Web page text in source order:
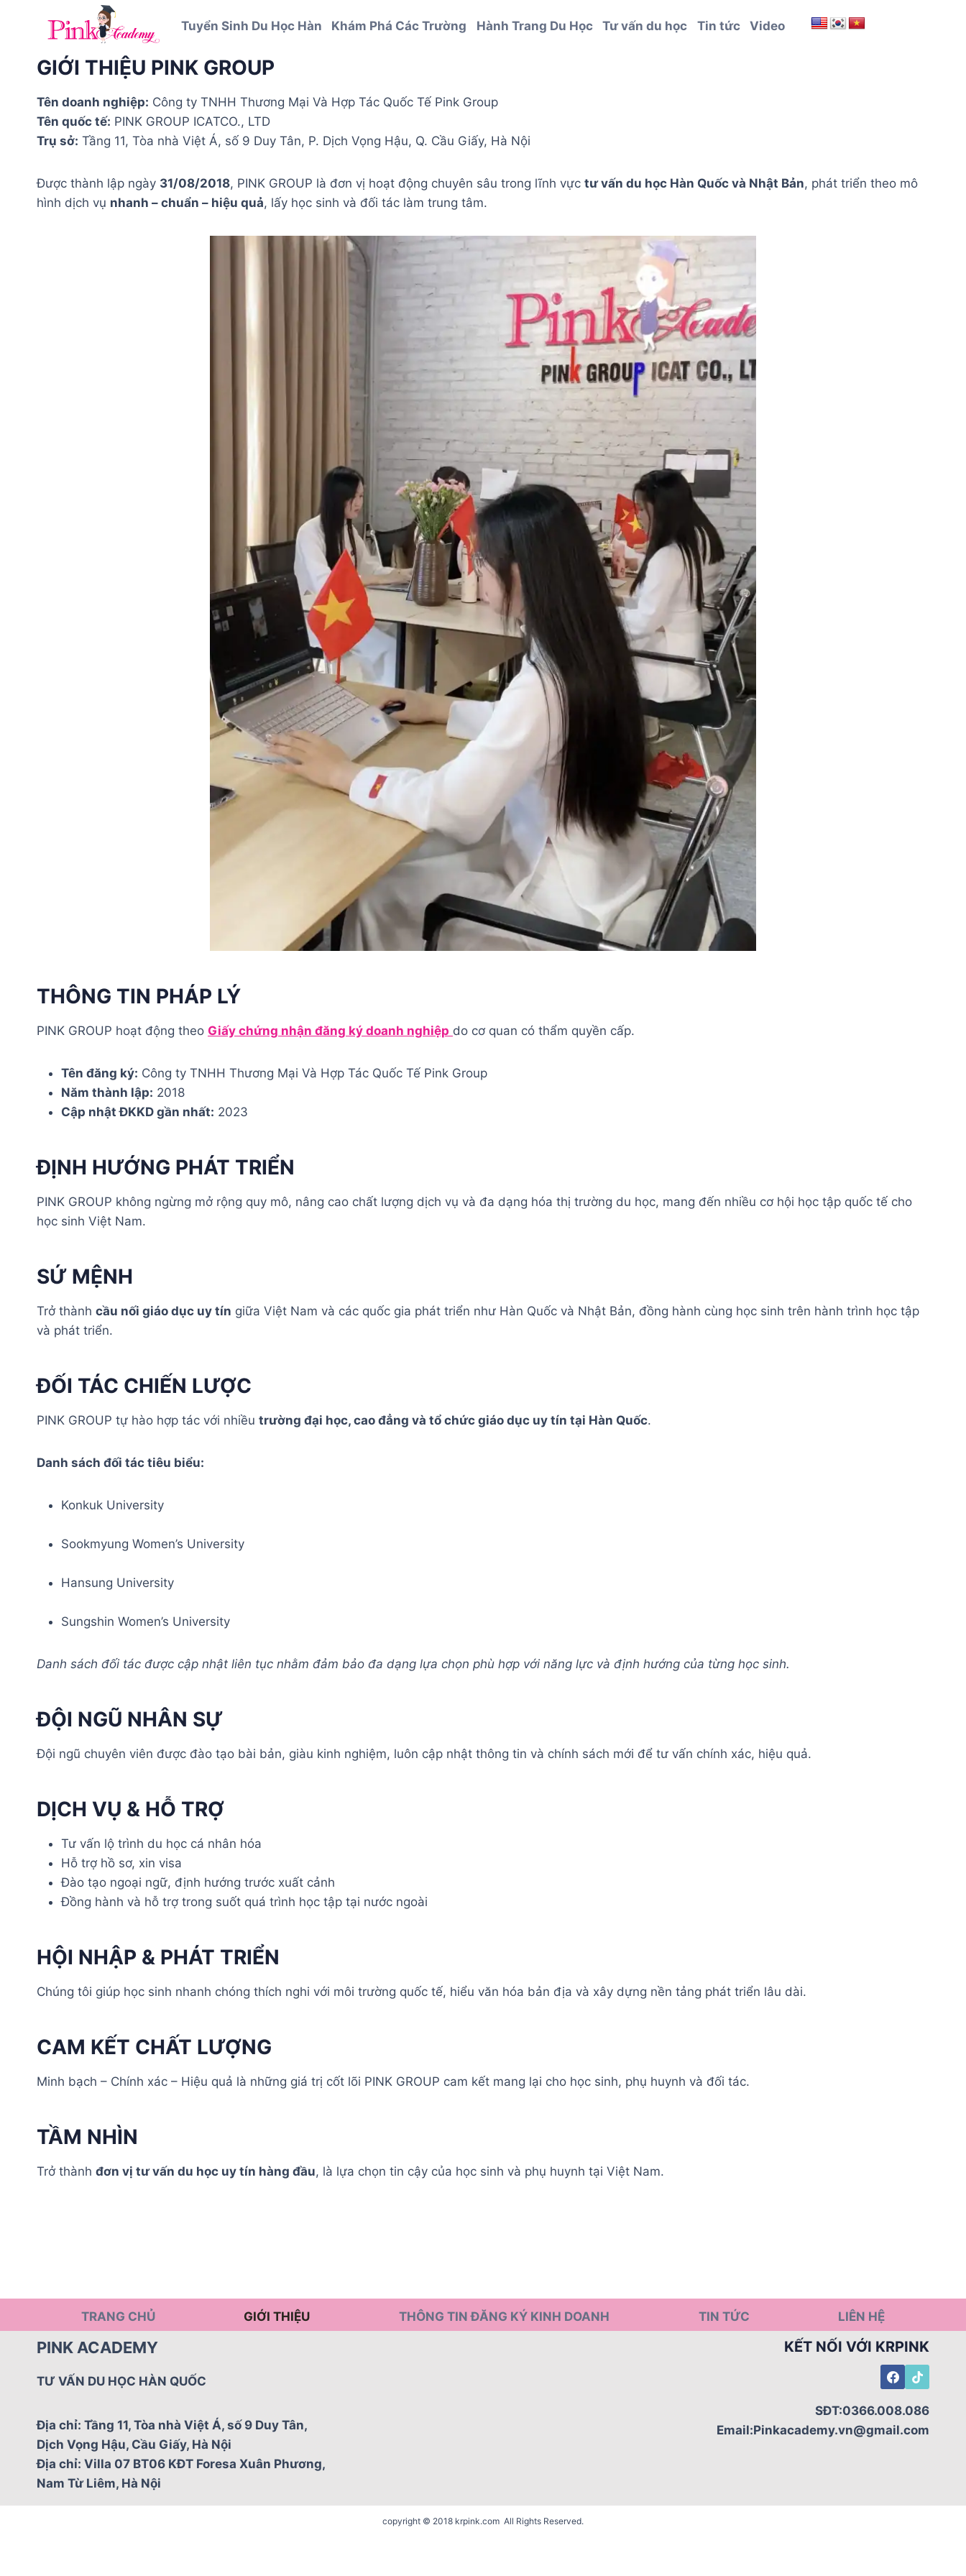
Tuyển Sinh Du Học Hàn Khám Phá Các Trường Hành Trang Du Học Tư vấn du học Tin tức Video
GIỚI THIỆU PINK GROUP
Tên doanh nghiệp: Công ty TNHH Thương Mại Và Hợp Tác Quốc Tế Pink Group
Tên quốc tế: PINK GROUP ICATCO., LTD
Trụ sở: Tầng 11, Tòa nhà Việt Á, số 9 Duy Tân, P. Dịch Vọng Hậu, Q. Cầu Giấy, Hà Nội
Được thành lập ngày 31/08/2018, PINK GROUP là đơn vị hoạt động chuyên sâu trong lĩnh vực tư vấn du học Hàn Quốc và Nhật Bản, phát triển theo mô
hình dịch vụ nhanh – chuẩn – hiệu quả, lấy học sinh và đối tác làm trung tâm.
THÔNG TIN PHÁP LÝ
PINK GROUP hoạt động theo Giấy chứng nhận đăng ký doanh nghiệp do cơ quan có thẩm quyền cấp.
Tên đăng ký: Công ty TNHH Thương Mại Và Hợp Tác Quốc Tế Pink Group
Năm thành lập: 2018
Cập nhật ĐKKD gần nhất: 2023
ĐỊNH HƯỚNG PHÁT TRIỂN
PINK GROUP không ngừng mở rộng quy mô, nâng cao chất lượng dịch vụ và đa dạng hóa thị trường du học, mang đến nhiều cơ hội học tập quốc tế cho
học sinh Việt Nam.
SỨ MỆNH
Trở thành cầu nối giáo dục uy tín giữa Việt Nam và các quốc gia phát triển như Hàn Quốc và Nhật Bản, đồng hành cùng học sinh trên hành trình học tập
và phát triển.
ĐỐI TÁC CHIẾN LƯỢC
PINK GROUP tự hào hợp tác với nhiều trường đại học, cao đẳng và tổ chức giáo dục uy tín tại Hàn Quốc.
Danh sách đối tác tiêu biểu:
Konkuk University
Sookmyung Women’s University
Hansung University
Sungshin Women’s University
Danh sách đối tác được cập nhật liên tục nhằm đảm bảo đa dạng lựa chọn phù hợp với năng lực và định hướng của từng học sinh.
ĐỘI NGŨ NHÂN SỰ
Đội ngũ chuyên viên được đào tạo bài bản, giàu kinh nghiệm, luôn cập nhật thông tin và chính sách mới để tư vấn chính xác, hiệu quả.
DỊCH VỤ & HỖ TRỢ
Tư vấn lộ trình du học cá nhân hóa
Hỗ trợ hồ sơ, xin visa
Đào tạo ngoại ngữ, định hướng trước xuất cảnh
Đồng hành và hỗ trợ trong suốt quá trình học tập tại nước ngoài
HỘI NHẬP & PHÁT TRIỂN
Chúng tôi giúp học sinh nhanh chóng thích nghi với môi trường quốc tế, hiểu văn hóa bản địa và xây dựng nền tảng phát triển lâu dài.
CAM KẾT CHẤT LƯỢNG
Minh bạch – Chính xác – Hiệu quả là những giá trị cốt lõi PINK GROUP cam kết mang lại cho học sinh, phụ huynh và đối tác.
TẦM NHÌN
Trở thành đơn vị tư vấn du học uy tín hàng đầu, là lựa chọn tin cậy của học sinh và phụ huynh tại Việt Nam.
TRANG CHỦ GIỚI THIỆU THÔNG TIN ĐĂNG KÝ KINH DOANH TIN TỨC LIÊN HỆ
PINK ACADEMY
TƯ VẤN DU HỌC HÀN QUỐC
Địa chỉ: Tầng 11, Tòa nhà Việt Á, số 9 Duy Tân,
Dịch Vọng Hậu, Cầu Giấy, Hà Nội
Địa chỉ: Villa 07 BT06 KĐT Foresa Xuân Phương,
Nam Từ Liêm, Hà Nội
KẾT NỐI VỚI KRPINK
SĐT:0366.008.086
Email:Pinkacademy.vn@gmail.com
copyright © 2018 krpink.com All Rights Reserved.